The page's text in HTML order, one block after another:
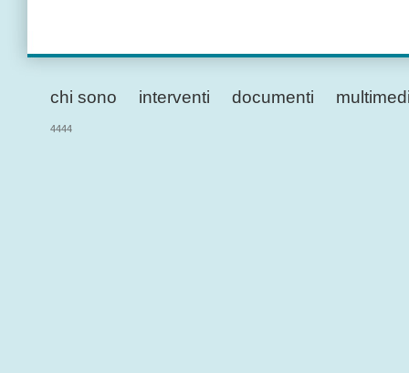
chi sono interventi documenti
4444